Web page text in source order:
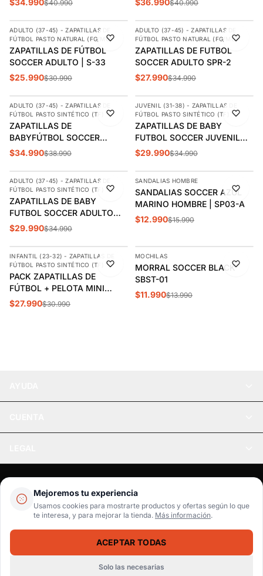
Mejoremos tu experiencia
Usamos cookies para mostrarte productos y ofertas según lo que
te interesa, y para mejorar la tienda. Más información.
ACEPTAR TODAS
Solo las necesarias
$34.990$40.990 $36.990$40.990
-16%
AGREGAR
ADULTO (37-45) - ZAPATILLAS DE
FÚTBOL PASTO NATURAL (FG/MG)
ZAPATILLAS DE FÚTBOL
SOCCER ADULTO | S-33
$25.990$30.990
-20%
AGREGAR
ADULTO (37-45) - ZAPATILLAS DE
FÚTBOL PASTO NATURAL (FG/MG)
ZAPATILLAS DE FUTBOL
SOCCER ADULTO SPR-2
$27.990$34.990
-10%
AGREGAR
ADULTO (37-45) - ZAPATILLAS DE
FÚTBOL PASTO SINTÉTICO (TF)
ZAPATILLAS DE
BABYFÚTBOL SOCCER
ORANGE ADULTO | S17-5B
$34.990$38.990
-14%
AGREGAR
JUVENIL (31-38) - ZAPATILLAS DE
FÚTBOL PASTO SINTÉTICO (TF)
ZAPATILLAS DE BABY
FUTBOL SOCCER JUVENIL
BS26-1
$29.990$34.990
-14%
AGREGAR
ADULTO (37-45) - ZAPATILLAS DE
FÚTBOL PASTO SINTÉTICO (TF)
ZAPATILLAS DE BABY
FUTBOL SOCCER ADULTO
BS20-1
$29.990$34.990
-19%
ÚLTIMAS 2
AGREGAR
SANDALIAS HOMBRE
SANDALIAS SOCCER AZUL
MARINO HOMBRE | SP03-A
$12.990$15.990
-10%
ÚLTIMAS 3
AGREGAR
INFANTIL (23-32) - ZAPATILLAS DE
FÚTBOL PASTO SINTÉTICO (TF)
PACK ZAPATILLAS DE
FÚTBOL + PELOTA MINI
SOCCER INFANTIL | S20-2B
$27.990$30.990
-14%
MOCHILAS
MORRAL SOCCER BLACK
SBST-01
$11.990$13.990
Realsport © 2026
Buscar